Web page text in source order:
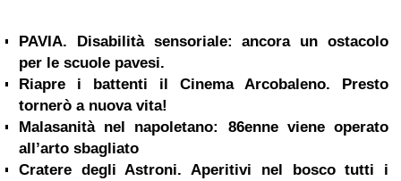
PAVIA. Disabilità sensoriale: ancora un ostacolo
per le scuole pavesi.
Riapre i battenti il Cinema Arcobaleno. Presto
tornerò a nuova vita!
Malasanità nel napoletano: 86enne viene operato
all’arto sbagliato
Cratere degli Astroni. Aperitivi nel bosco tutti i